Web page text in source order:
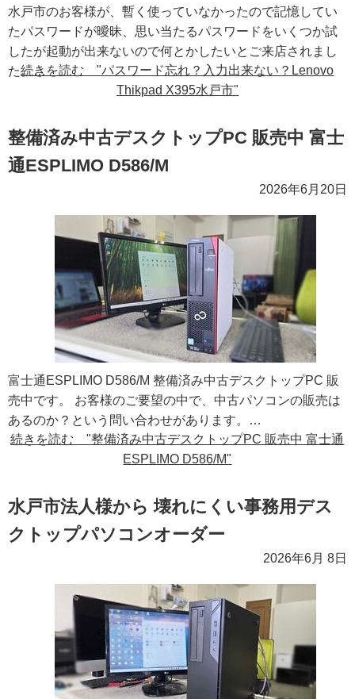
水戸市のお客様が、暫く使っていなかったので記憶してい
たパスワードが曖昧、思い当たるパスワードをいくつか試
したが起動が出来ないので何とかしたいとご来店されまし
た。…
続きを読む "パスワード忘れ？入力出来ない？Lenovo
Thikpad X395水戸市"
整備済み中古デスクトップPC 販売中 富士
通ESPLIMO D586/M
2026年6月20日
富士通ESPLIMO D586/M 整備済み中古デスクトップPC 販
売中です。 お客様のご要望の中で、中古パソコンの販売は
あるのか？という問い合わせがあります。…
続きを読む "整備済み中古デスクトップPC 販売中 富士通
ESPLIMO D586/M"
水戸市法人様から 壊れにくい事務用デス
クトップパソコンオーダー
2026年6月 8日